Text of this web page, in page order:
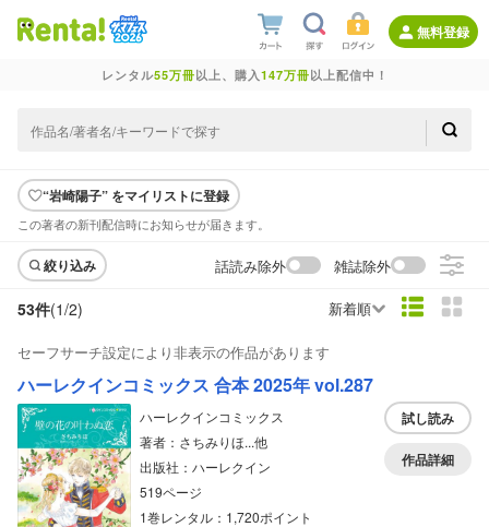
無料登録
レンタル55万冊以上、購入147万冊以上配信中！
“岩崎陽子” をマイリストに登録
この著者の新刊配信時にお知らせが届きます。
絞り込み 話読み除外 雑誌除外
53件(1/2) 新着順
セーフサーチ設定により非表示の作品があります
ハーレクインコミックス 合本 2025年 vol.287
ハーレクインコミックス
著者：さちみりほ...他
出版社：ハーレクイン
519ページ
1巻レンタル：1,720ポイント
試し読み
作品詳細